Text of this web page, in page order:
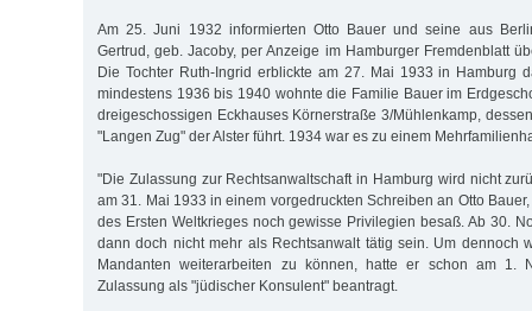
Am 25. Juni 1932 informierten Otto Bauer und seine aus
Gertrud, geb. Jacoby, per Anzeige im Hamburger Fremdenblatt
Die Tochter Ruth-Ingrid erblickte am 27. Mai 1933 in Hamburg
mindestens 1936 bis 1940 wohnte die Familie Bauer im
dreigeschossigen Eckhauses Körnerstraße 3/Mühlenkamp,
"Langen Zug" der Alster führt. 1934 war es zu einem
"Die Zulassung zur Rechtsanwaltschaft in Hamburg wird nicht
am 31. Mai 1933 in einem vorgedruckten Schreiben an Otto
des Ersten Weltkrieges noch gewisse Privilegien besaß. Ab 30.
dann doch nicht mehr als Rechtsanwalt tätig sein. Um dennoch
Mandanten weiterarbeiten zu können, hatte er schon am 1.
Zulassung als "jüdischer Konsulent" beantragt.